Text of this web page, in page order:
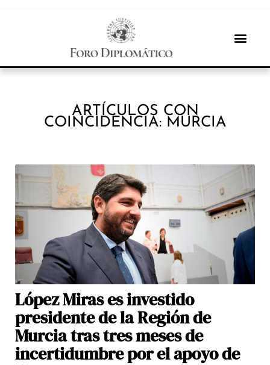
ARTÍCULOS CON
COINCIDENCIA: MURCIA
López Miras es investido
presidente de la Región de
Murcia tras tres meses de
incertidumbre por el apoyo de